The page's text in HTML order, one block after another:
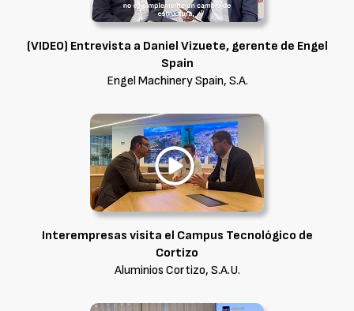
(VIDEO) Entrevista a Daniel Vizuete, gerente de Engel
Spain
Engel Machinery Spain, S.A.
Interempresas visita el Campus Tecnológico de
Cortizo
Aluminios Cortizo, S.A.U.